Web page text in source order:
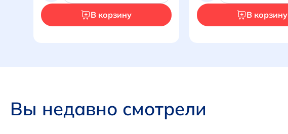
В корзину В корзину
Вы недавно смотрели